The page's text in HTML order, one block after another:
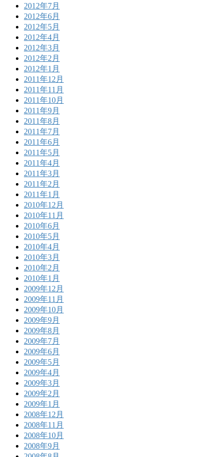
2012年7月
2012年6月
2012年5月
2012年4月
2012年3月
2012年2月
2012年1月
2011年12月
2011年11月
2011年10月
2011年9月
2011年8月
2011年7月
2011年6月
2011年5月
2011年4月
2011年3月
2011年2月
2011年1月
2010年12月
2010年11月
2010年6月
2010年5月
2010年4月
2010年3月
2010年2月
2010年1月
2009年12月
2009年11月
2009年10月
2009年9月
2009年8月
2009年7月
2009年6月
2009年5月
2009年4月
2009年3月
2009年2月
2009年1月
2008年12月
2008年11月
2008年10月
2008年9月